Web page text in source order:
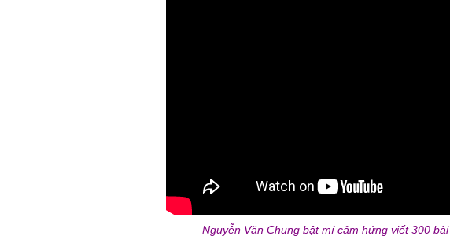
Nguyễn Văn Chung bật mí cảm hứng viết 300